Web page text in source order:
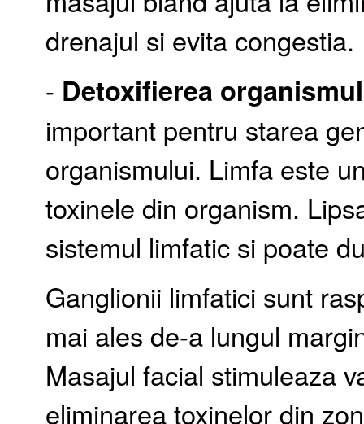
drenajul si evita congestia.
- Detoxifierea
important pentru starea
organismului. Limfa este
toxinele din organism.
sistemul limfatic si poate
Ganglionii limfatici sunt
mai ales de-a lungul
Masajul facial stimuleaza
eliminarea toxinelor din